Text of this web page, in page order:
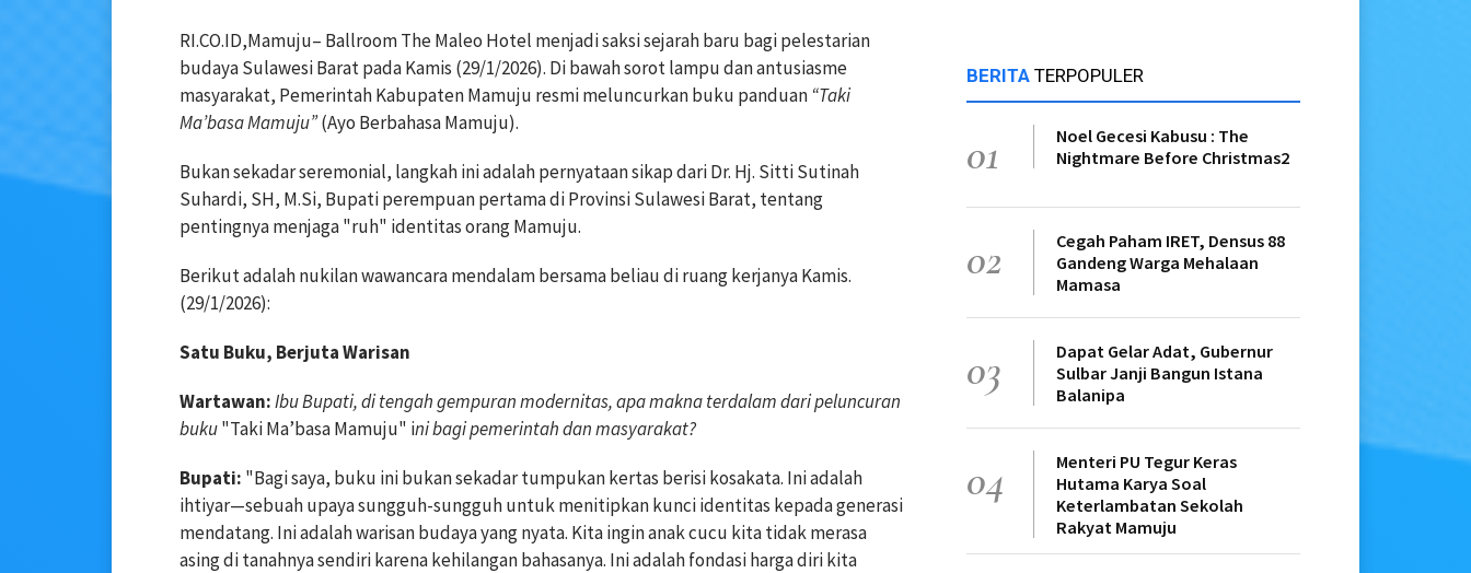
RI.CO.ID,Mamuju– Ballroom The Maleo Hotel menjadi saksi sejarah baru bagi pelestarian
budaya Sulawesi Barat pada Kamis (29/1/2026). Di bawah sorot lampu dan antusiasme
masyarakat, Pemerintah Kabupaten Mamuju resmi meluncurkan buku panduan “Taki
Ma’basa Mamuju”(Ayo Berbahasa Mamuju).
Bukan sekadar seremonial, langkah ini adalah pernyataan sikap dari Dr. Hj. Sitti Sutinah
Suhardi, SH, M.Si, Bupati perempuan pertama di Provinsi Sulawesi Barat, tentang
pentingnya menjaga "ruh" identitas orang Mamuju.
Berikut adalah nukilan wawancara mendalam bersama beliau di ruang kerjanya Kamis.
(29/1/2026):
Satu Buku, Berjuta Warisan
Wartawan:Ibu Bupati, di tengah gempuran modernitas, apa makna terdalam dari peluncuran
buku"Taki Ma’basa Mamuju" ini bagi pemerintah dan masyarakat?
Bupati: "Bagi saya, buku ini bukan sekadar tumpukan kertas berisi kosakata. Ini adalah
ihtiyar—sebuah upaya sungguh-sungguh untuk menitipkan kunci identitas kepada generasi
mendatang. Ini adalah warisan budaya yang nyata. Kita ingin anak cucu kita tidak merasa
asing di tanahnya sendiri karena kehilangan bahasanya. Ini adalah fondasi harga diri kita
BERITA TERPOPULER
01
Noel Gecesi Kabusu : The
Nightmare Before Christmas2
02
Cegah Paham IRET, Densus 88
Gandeng Warga Mehalaan
Mamasa
03
Dapat Gelar Adat, Gubernur
Sulbar Janji Bangun Istana
Balanipa
04
Menteri PU Tegur Keras
Hutama Karya Soal
Keterlambatan Sekolah
Rakyat Mamuju